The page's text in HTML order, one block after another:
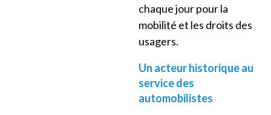
chaque jour pour la
mobilité et les droits des
usagers.
Un acteur historique au
service des
automobilistes